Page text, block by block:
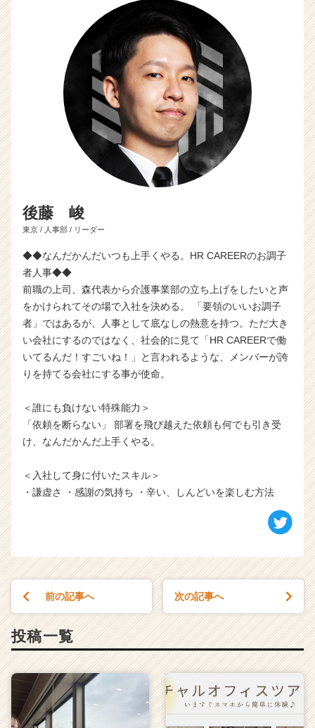
後藤 峻
東京 / 人事部 / リーダー
◆◆なんだかんだいつも上手くやる。HR CAREERのお調子
者人事◆◆
前職の上司、森代表から介護事業部の立ち上げをしたいと声
をかけられてその場で入社を決める。 「要領のいいお調子
者」ではあるが、人事として底なしの熱意を持つ。ただ大き
い会社にするのではなく、社会的に見て「HR CAREERで働
いてるんだ！すごいね！」と言われるような、メンバーが誇
りを持てる会社にする事が使命。
＜誰にも負けない特殊能力＞
「依頼を断らない」 部署を飛び越えた依頼も何でも引き受
け、なんだかんだ上手くやる。
＜入社して身に付いたスキル＞
・謙虚さ ・感謝の気持ち ・辛い、しんどいを楽しむ方法
前の記事へ 次の記事へ
投稿一覧